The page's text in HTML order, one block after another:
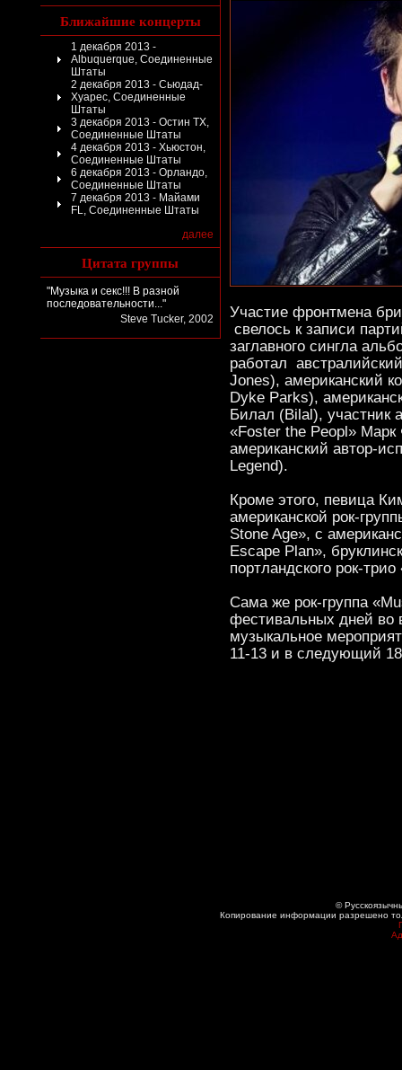
Ближайшие концерты
1 декабря 2013 -
Albuquerque, Соединенные
Штаты
2 декабря 2013 - Сьюдад-
Хуарес, Соединенные
Штаты
3 декабря 2013 - Остин TX,
Соединенные Штаты
4 декабря 2013 - Хьюстон,
Соединенные Штаты
6 декабря 2013 - Орландо,
Соединенные Штаты
7 декабря 2013 - Майами
FL, Соединенные Штаты
далее
Цитата группы
"Музыка и секс!!! В разной
последовательности..."
Steve Tucker, 2002
Участие фронтмена
свелось к записи
заглавного сингла
работал
Jones), американский
Dyke Parks),
Билал (Bilal), участник
«Foster the Peopl»
американский автор-
Legend).
Кроме этого, певица
американской рок-
Stone Age», с
Escape Plan»,
портландского рок-
Сама же рок-группа
фестивальных дней во
музыкальное
11-13 и в следующий
©
Копирование информации разрешено